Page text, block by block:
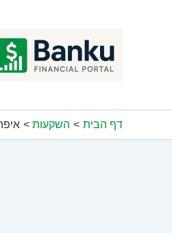
דף הבית השקעות איפה להשקיע